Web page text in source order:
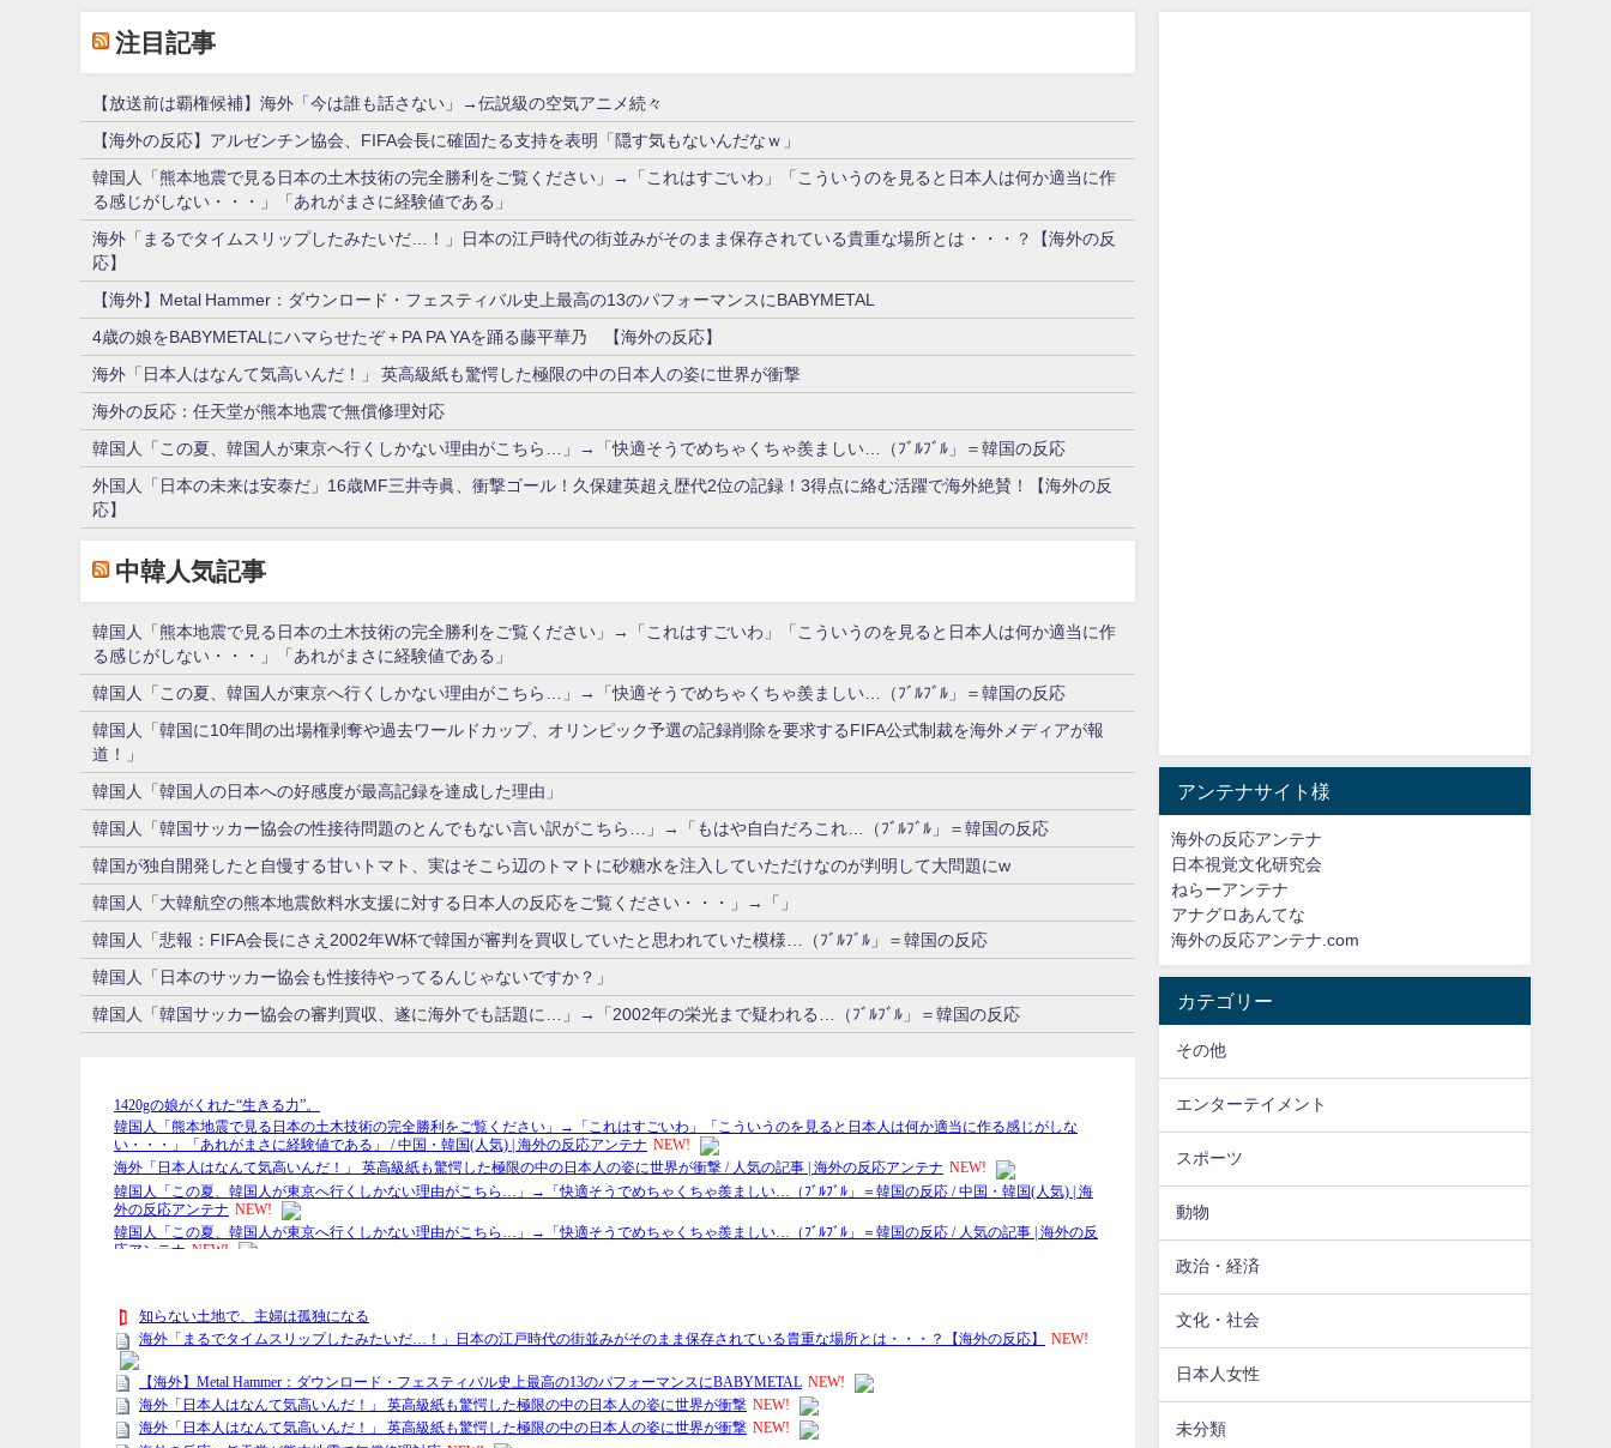
注目記事
【放送前は覇権候補】海外「今は誰も話さない」→伝説級の空気アニメ続々
【海外の反応】アルゼンチン協会、FIFA会長に確固たる支持を表明「隠す気もないんだなｗ」
韓国人「熊本地震で見る日本の土木技術の完全勝利をご覧ください」→「これはすごいわ」「こういうのを見ると日本人は何か適当に作
る感じがしない・・・」「あれがまさに経験値である」
海外「まるでタイムスリップしたみたいだ…！」日本の江戸時代の街並みがそのまま保存されている貴重な場所とは・・・？【海外の反
応】
【海外】Metal Hammer：ダウンロード・フェスティバル史上最高の13のパフォーマンスにBABYMETAL
4歳の娘をBABYMETALにハマらせたぞ + PA PA YAを踊る藤平華乃 【海外の反応】
海外「日本人はなんて気高いんだ！」 英高級紙も驚愕した極限の中の日本人の姿に世界が衝撃
海外の反応：任天堂が熊本地震で無償修理対応
韓国人「この夏、韓国人が東京へ行くしかない理由がこちら…」→「快適そうでめちゃくちゃ羨ましい…（ﾌﾞﾙﾌﾞﾙ」＝韓国の反応
外国人「日本の未来は安泰だ」16歳MF三井寺眞、衝撃ゴール！久保建英超え歴代2位の記録！3得点に絡む活躍で海外絶賛！【海外の反
応】
中韓人気記事
韓国人「熊本地震で見る日本の土木技術の完全勝利をご覧ください」→「これはすごいわ」「こういうのを見ると日本人は何か適当に作
る感じがしない・・・」「あれがまさに経験値である」
韓国人「この夏、韓国人が東京へ行くしかない理由がこちら…」→「快適そうでめちゃくちゃ羨ましい…（ﾌﾞﾙﾌﾞﾙ」＝韓国の反応
韓国人「韓国に10年間の出場権剥奪や過去ワールドカップ、オリンピック予選の記録削除を要求するFIFA公式制裁を海外メディアが報
道！」
韓国人「韓国人の日本への好感度が最高記録を達成した理由」
韓国人「韓国サッカー協会の性接待問題のとんでもない言い訳がこちら…」→「もはや自白だろこれ…（ﾌﾞﾙﾌﾞﾙ」＝韓国の反応
韓国が独自開発したと自慢する甘いトマト、実はそこら辺のトマトに砂糖水を注入していただけなのが判明して大問題にw
韓国人「大韓航空の熊本地震飲料水支援に対する日本人の反応をご覧ください・・・」→「」
韓国人「悲報：FIFA会長にさえ2002年W杯で韓国が審判を買収していたと思われていた模様…（ﾌﾞﾙﾌﾞﾙ」＝韓国の反応
韓国人「日本のサッカー協会も性接待やってるんじゃないですか？」
韓国人「韓国サッカー協会の審判買収、遂に海外でも話題に…」→「2002年の栄光まで疑われる…（ﾌﾞﾙﾌﾞﾙ」＝韓国の反応
アンテナサイト様
海外の反応アンテナ
日本視覚文化研究会
ねらーアンテナ
アナグロあんてな
海外の反応アンテナ.com
カテゴリー
その他
エンターテイメント
スポーツ
動物
政治・経済
文化・社会
日本人女性
未分類